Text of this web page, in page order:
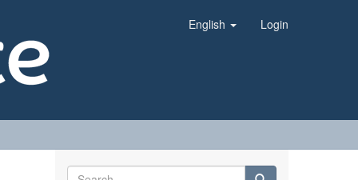
English Login